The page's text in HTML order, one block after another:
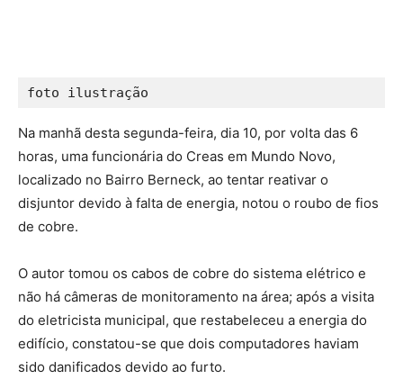
foto ilustração
Na manhã desta segunda-feira, dia 10, por volta das 6
horas, uma funcionária do Creas em Mundo Novo,
localizado no Bairro Berneck, ao tentar reativar o
disjuntor devido à falta de energia, notou o roubo de fios
de cobre.
O autor tomou os cabos de cobre do sistema elétrico e
não há câmeras de monitoramento na área; após a visita
do eletricista municipal, que restabeleceu a energia do
edifício, constatou-se que dois computadores haviam
sido danificados devido ao furto.